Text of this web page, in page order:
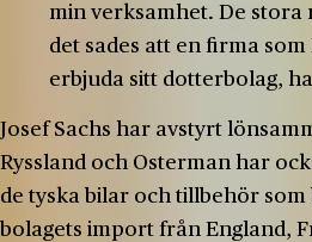
min verksamhet. De stora
det sades att en firma som
erbjuda sitt dotterbolag,
Josef Sachs har avstyrt
Ryssland och Osterman har
de tyska bilar och tillbehör
bolagets import från England,